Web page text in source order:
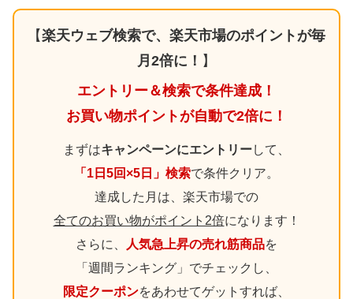
【楽天ウェブ検索で、楽天市場のポイントが毎
月2倍に！ 】
エントリー＆検索で条件達成！
お買い物ポイントが自動で2倍に！
まずはキャンペーンにエントリーして、
「1日5回×5日」検索で条件クリア。
達成した月は、楽天市場での
全てのお買い物がポイント2倍になります！
さらに、
人気急上昇の売れ筋商品を
「週間ランキング」でチェックし、
限定クーポンをあわせてゲットすれば、